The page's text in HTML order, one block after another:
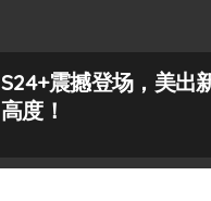
S24+震撼登场，美出
高度！